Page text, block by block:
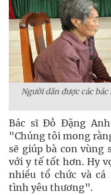
Người dân được các
Bác sĩ Đỗ Đặng
"Chúng tôi mong
sẽ giúp bà con vùng
với y tế tốt hơn. Hy
nhiều tổ chức và
tình yêu thương”.